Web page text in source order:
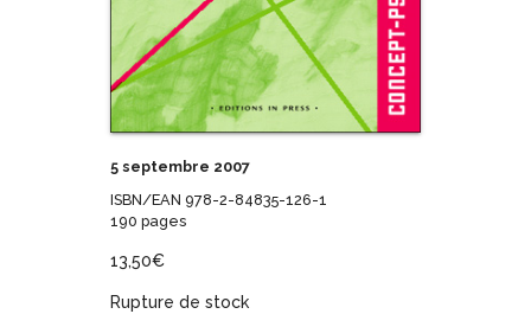
5 septembre 2007
ISBN/EAN 978-2-84835-126-1
190 pages
13,50€
Rupture de stock